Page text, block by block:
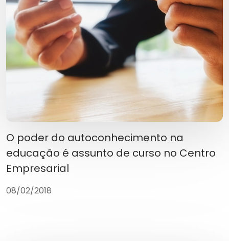
O poder do autoconhecimento na
educação é assunto de curso no Centro
Empresarial
08/02/2018